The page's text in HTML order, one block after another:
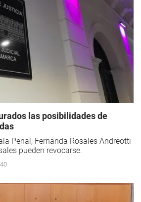
las posibilidades de
Penal, Fernanda Rosales Andreotti
pueden revocarse.